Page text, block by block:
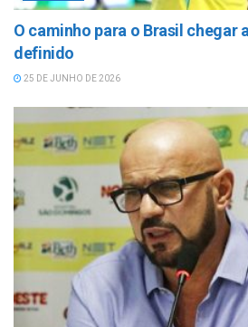
O caminho para o Brasil chegar
definido
25 DE JUNHO DE 2026